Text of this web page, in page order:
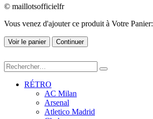
© maillotsofficielfr
Vous venez d'ajouter ce produit à Votre Panier:
Voir le panier Continuer
RÉTRO
AC Milan
Arsenal
Atletico Madrid